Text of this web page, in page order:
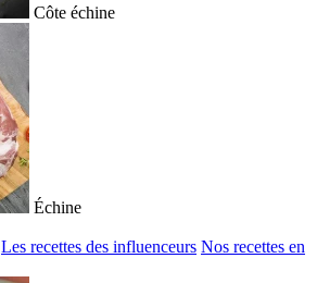
Côte échine
Échine
Les recettes des influenceurs Nos recettes en